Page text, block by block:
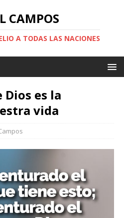
CAMPOS
A TODAS LAS NACIONES
Dios es la
vida